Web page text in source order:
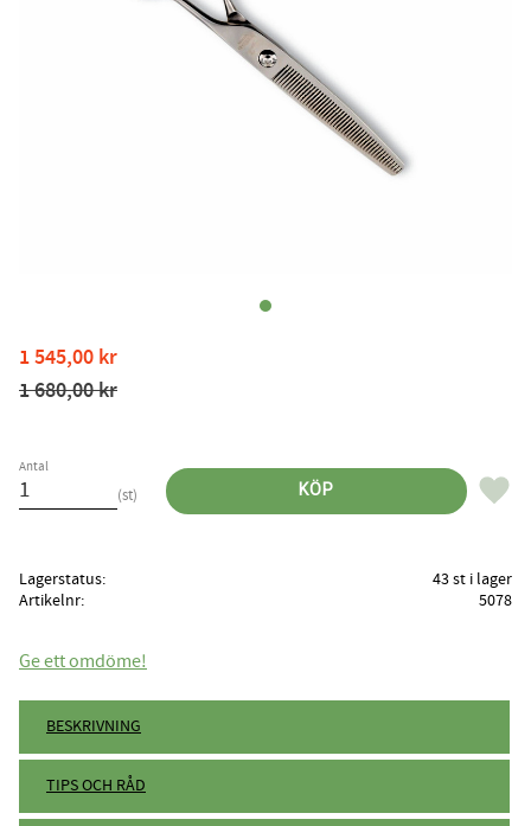
Nedsatt pris:
1 545,00 kr
Ordinarie pris:
1 680,00kr
Antal
st KÖP Lägg
Lagerstatus
43 st i lager
Artikelnr
5078
Ge ett omdöme!
BESKRIVNING
TIPS OCH RÅD